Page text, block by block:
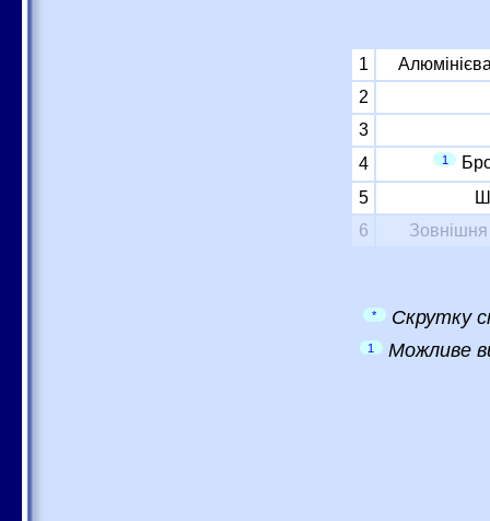
1
2
3
4
1
5
6
Зовнішня
* Скрутку
1 Можливе